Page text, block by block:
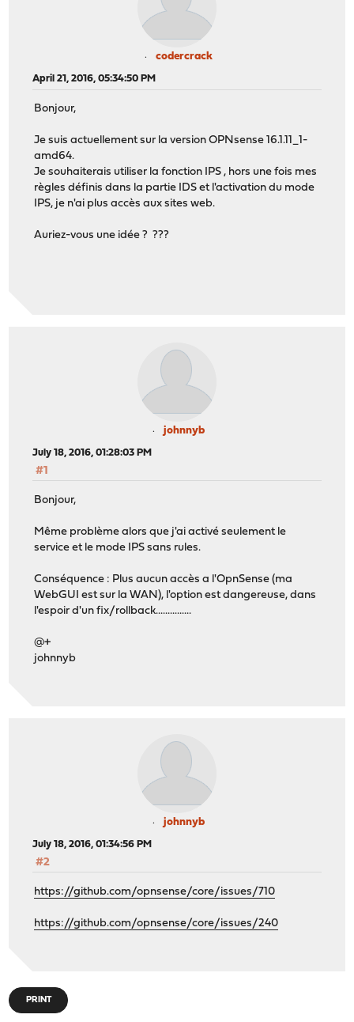
codercrack
April 21, 2016, 05:34:50 PM
Bonjour,
Je suis actuellement sur la version OPNsense 16.1.11_1-
amd64.
Je souhaiterais utiliser la fonction IPS , hors une fois mes
règles définis dans la partie IDS et l'activation du mode
IPS, je n'ai plus accès aux sites web.
Auriez-vous une idée ? ???
johnnyb
July 18, 2016, 01:28:03 PM
#1
Bonjour,
Même problème alors que j'ai activé seulement le
service et le mode IPS sans rules.
Conséquence : Plus aucun accès a l'OpnSense (ma
WebGUI est sur la WAN), l'option est dangereuse, dans
l'espoir d'un fix/rollback...............
@+
johnnyb
johnnyb
July 18, 2016, 01:34:56 PM
#2
https://github.com/opnsense/core/issues/710
https://github.com/opnsense/core/issues/240
PRINT